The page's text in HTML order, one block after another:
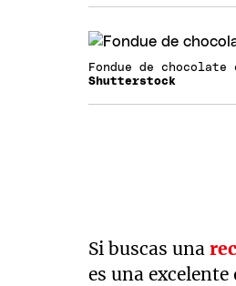
Fondue de
Shutterstock
Si buscas una
es una